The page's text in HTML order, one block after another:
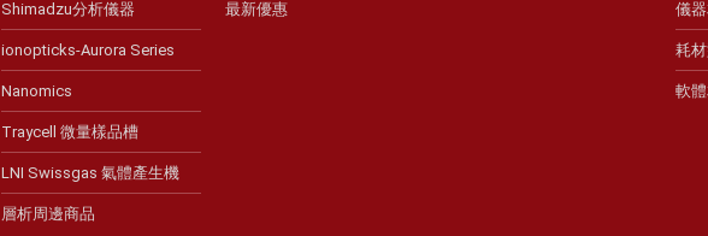
Shimadzu分析儀器
ionopticks-Aurora Series
Nanomics
Traycell 微量樣品槽
LNI Swissgas 氣體產生機
層析周邊商品
最新優惠 儀
耗
軟